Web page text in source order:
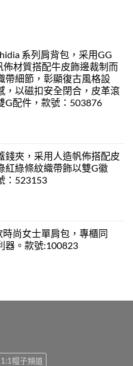
系列肩背包，采用GG
佈材質搭配牛皮飾邊裁制而
帶細節，彰顯復古風格設
，以磁扣安全閉合，皮革滾
G配件，款號：503876
錢夾，采用人造帆佈搭配皮
紅綠條紋織帶飾以雙G徽
：523153
尚女士單肩包，專櫃同
器。款號:100823
帽子頻道